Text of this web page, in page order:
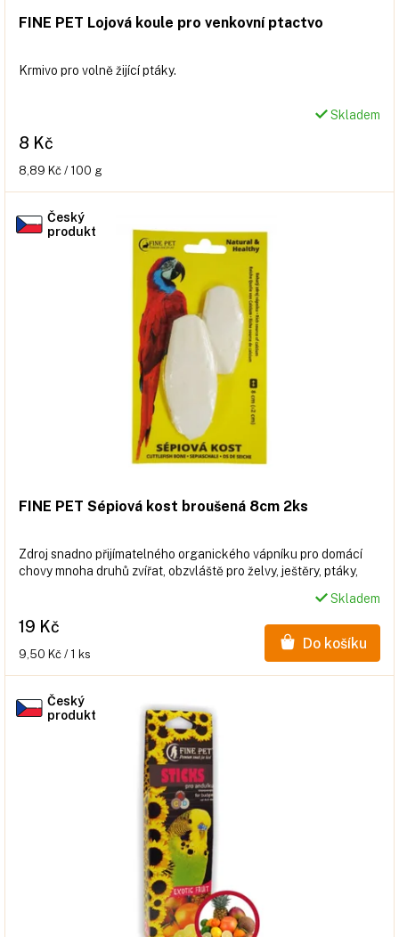
FINE PET Lojová koule pro venkovní ptactvo
8 Kč
Měrná
8,89 Kč / 100 g
Krmivo pro volně žijící ptáky.
Skladem
Český
produkt
FINE PET Sépiová kost broušená 8cm 2ks
19 Kč
Měrná
9,50 Kč / 1 ks
Do košíku
Zdroj snadno přijímatelného organického vápníku pro domácí
chovy mnoha druhů zvířat, obzvláště pro želvy, ještěry, ptáky,
Skladem
Český
produkt